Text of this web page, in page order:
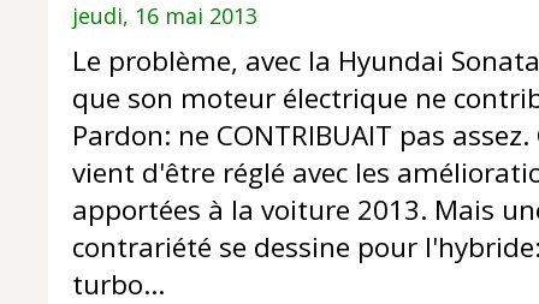
jeudi, 16 mai 2013
Le problème, avec la Hyundai
que son moteur électrique ne
Pardon: ne CONTRIBUAIT pas
vient d'être réglé avec les
apportées à la voiture 2013. Mais
contrariété se dessine pour
turbo...